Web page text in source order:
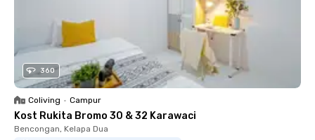
360
Coliving • Campur
Kost Rukita Bromo 30 & 32 Karawaci
Bencongan, Kelapa Dua